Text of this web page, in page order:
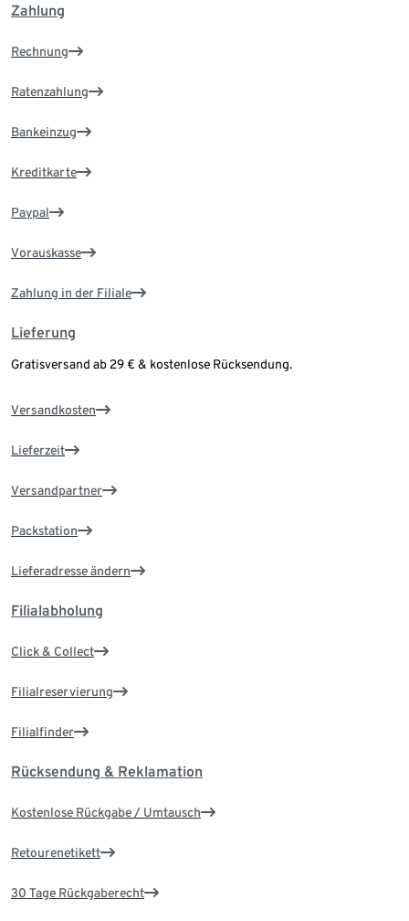
Zahlung
Rechnung
Ratenzahlung
Bankeinzug
Kreditkarte
Paypal
Vorauskasse
Zahlung in der Filiale
Lieferung
Gratisversand ab 29 € & kostenlose Rücksendung.
Versandkosten
Lieferzeit
Versandpartner
Packstation
Lieferadresse ändern
Filialabholung
Click & Collect
Filialreservierung
Filialfinder
Rücksendung & Reklamation
Kostenlose Rückgabe / Umtausch
Retourenetikett
30 Tage Rückgaberecht